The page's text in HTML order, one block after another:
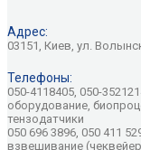
Адрес:
03151, Киев, ул.
Телефоны:
050-4118405, 050-
оборудование,
тензодатчики
050 696 3896, 050 411
взвешивание